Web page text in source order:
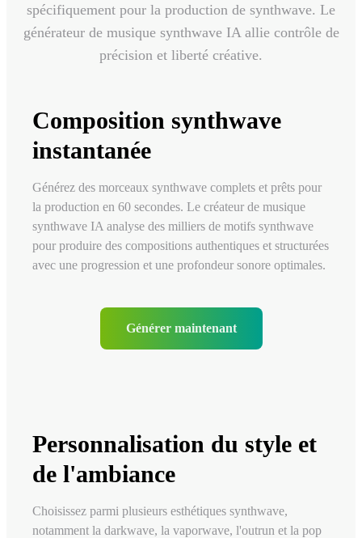
spécifiquement pour la production de synthwave. Le
générateur de musique synthwave IA allie contrôle de
précision et liberté créative.
Composition synthwave
instantanée
Générez des morceaux synthwave complets et prêts pour
la production en 60 secondes. Le créateur de musique
synthwave IA analyse des milliers de motifs synthwave
pour produire des compositions authentiques et structurées
avec une progression et une profondeur sonore optimales.
Générer maintenant
Personnalisation du style et
de l'ambiance
Choisissez parmi plusieurs esthétiques synthwave,
notamment la darkwave, la vaporwave, l'outrun et la pop